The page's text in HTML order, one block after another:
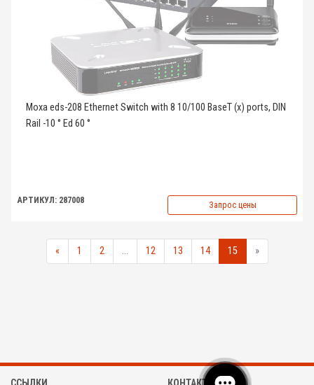
Moxa eds-208 Ethernet Switch with 8 10/100 BaseT (x) ports, DIN
Rail -10 ° Ed 60 °
АРТИКУЛ: 287008 Запрос цены
« 1 2 ... 12 13 14 15 »